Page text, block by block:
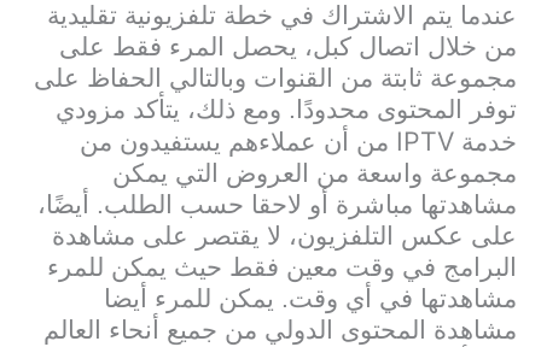
عندما يتم الاشتراك في خطة تلفزيونية تقليدية
من خلال اتصال كبل، يحصل المرء فقط على
مجموعة ثابتة من القنوات وبالتالي الحفاظ على
توفر المحتوى محدودًا. ومع ذلك، يتأكد مزودي
خدمةIPTV من أن عملاءهم يستفيدون من
مجموعة واسعة من العروض التي يمكن
مشاهدتها مباشرة أو لاحقا حسب الطلب. أيضًا،
على عكس التلفزيون، لا يقتصر على مشاهدة
البرامج في وقت معين فقط حيث يمكن للمرء
مشاهدتها في أي وقت. يمكن للمرء أيضا
مشاهدة المحتوى الدولي من جميع أنحاء العالم